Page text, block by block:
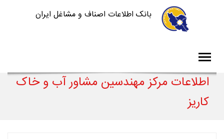
بانک اطلاعات اصناف و مشاغل ایران
اطلاعات مرکز مهندسین مشاور آب و خاک
کاریز